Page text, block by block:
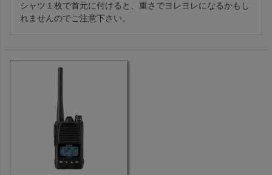
シャツ１枚で首元に付けると、重さでヨレヨレになるかもし
れませんのでご注意下さい。